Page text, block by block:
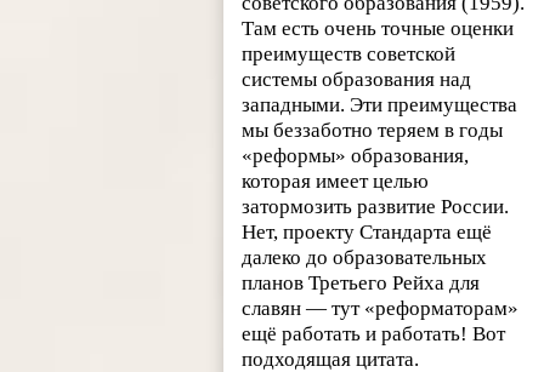
Там есть очень точные оценки
преимуществ советской
системы образования над
западными. Эти преимущества
мы беззаботно теряем в годы
«реформы» образования,
которая имеет целью
затормозить развитие России.
Нет, проекту Стандарта ещё
далеко до образовательных
планов Третьего Рейха для
славян — тут «реформаторам»
ещё работать и работать! Вот
подходящая цитата.